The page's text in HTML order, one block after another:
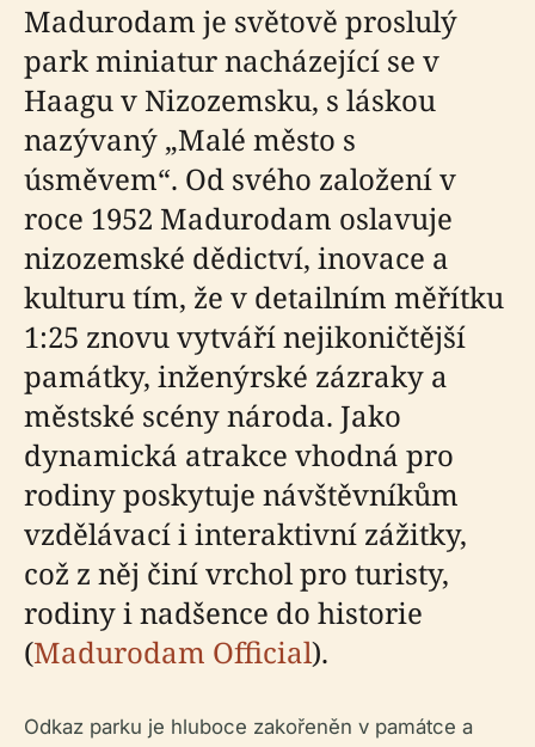
Madurodam je světově proslulý
park miniatur nacházející se v
Haagu v Nizozemsku, s láskou
nazývaný „Malé město s
úsměvem“. Od svého založení v
roce 1952 Madurodam oslavuje
nizozemské dědictví, inovace a
kulturu tím, že v detailním měřítku
1:25 znovu vytváří nejikoničtější
památky, inženýrské zázraky a
městské scény národa. Jako
dynamická atrakce vhodná pro
rodiny poskytuje návštěvníkům
vzdělávací i interaktivní zážitky,
což z něj činí vrchol pro turisty,
rodiny i nadšence do historie
(Madurodam Official).
Odkaz parku je hluboce zakořeněn v památce a